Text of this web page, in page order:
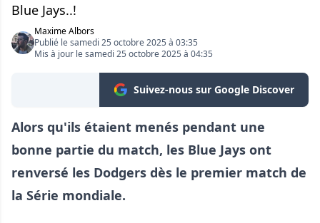
Blue Jays..!
Maxime Albors
Publié le samedi 25 octobre 2025 à 03:35
Mis à jour le samedi 25 octobre 2025 à 04:35
Suivez-nous sur Google Discover
Alors qu'ils étaient menés pendant une
bonne partie du match, les Blue Jays ont
renversé les Dodgers dès le premier match de
la Série mondiale.